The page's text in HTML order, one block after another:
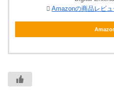
Amazonの商品レビ